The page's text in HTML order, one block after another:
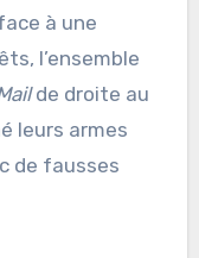
à une
l’ensemble
de droite au
leurs armes
de fausses